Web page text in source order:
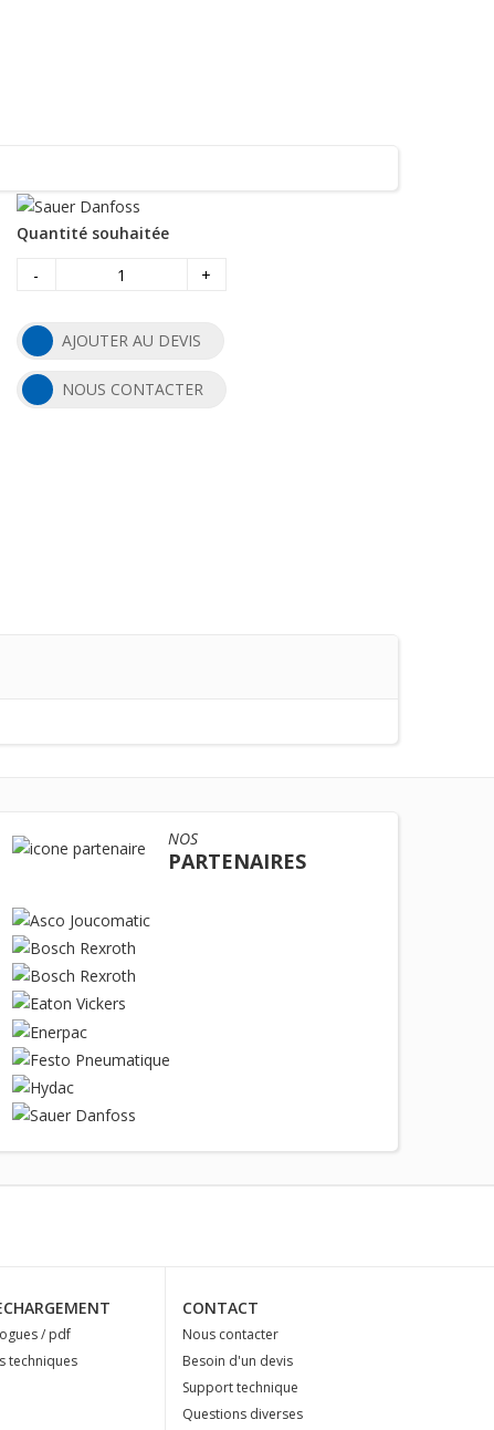
Quantité souhaitée
-
+
AJOUTER AU DEVIS
NOUS CONTACTER
NOS
PARTENAIRES
/ pdf
techniques
CONTACT
Nous contacter
Besoin d'un devis
Support technique
Questions diverses